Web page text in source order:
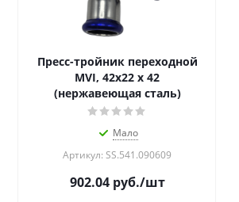
Пресс-тройник переходной
MVI, 42x22 x 42
(нержавеющая сталь)
Мало
Артикул: SS.541.090609
902.04руб./шт